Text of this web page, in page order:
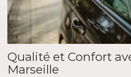
Qualité et Confort
Marseille